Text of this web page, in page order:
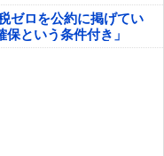
ゼロを公約に掲げてい
という条件付き」